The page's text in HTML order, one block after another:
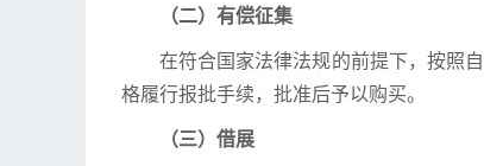
（二）有偿征集
在符合国家法律法规的前提下，按照
格履行报批手续，批准后予以购买。
（三）借展